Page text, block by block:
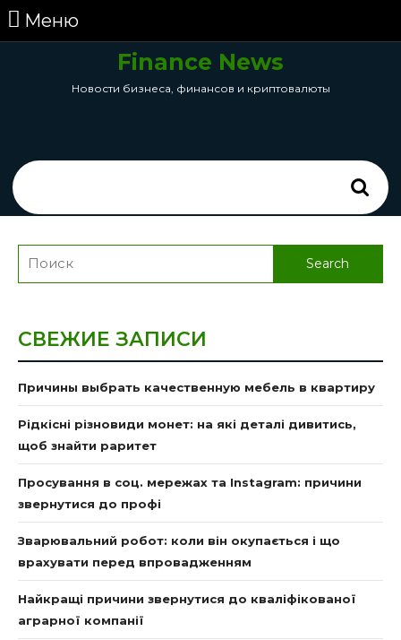
перейти
МенюМеню
Finance News
Новости бизнеса, финансов и криптовалюты
for:
Search
СВЕЖИЕ ЗАПИСИ
Причины выбрать качественную мебель в квартиру
Рідкісні різновиди монет: на які деталі дивитись,
щоб знайти раритет
Просування в соц. мережах та Instagram: причини
звернутися до профі
Зварювальний робот: коли він окупається і що
врахувати перед впровадженням
Найкращі причини звернутися до кваліфікованої
аграрної компанії